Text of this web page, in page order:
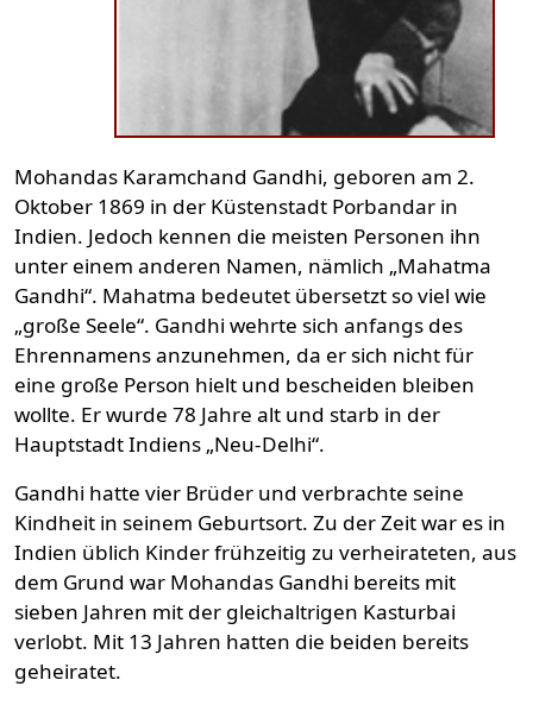
Mohandas Karamchand Gandhi, geboren am 2.
Oktober 1869 in der Küstenstadt Porbandar in
Indien. Jedoch kennen die meisten Personen ihn
unter einem anderen Namen, nämlich „Mahatma
Gandhi“. Mahatma bedeutet übersetzt so viel wie
„große Seele“. Gandhi wehrte sich anfangs des
Ehrennamens anzunehmen, da er sich nicht für
eine große Person hielt und bescheiden bleiben
wollte. Er wurde 78 Jahre alt und starb in der
Hauptstadt Indiens „Neu-Delhi“.
Gandhi hatte vier Brüder und verbrachte seine
Kindheit in seinem Geburtsort. Zu der Zeit war es in
Indien üblich Kinder frühzeitig zu verheirateten, aus
dem Grund war Mohandas Gandhi bereits mit
sieben Jahren mit der gleichaltrigen Kasturbai
verlobt. Mit 13 Jahren hatten die beiden bereits
geheiratet.